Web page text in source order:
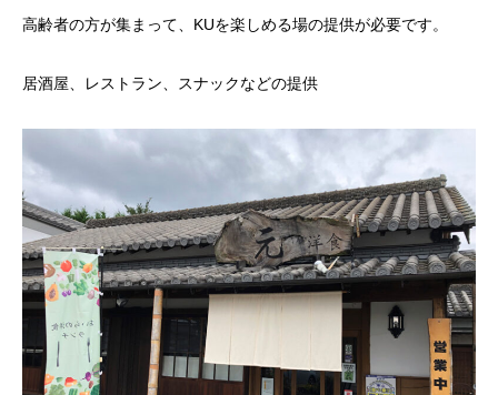
高齢者の方が集まって、KUを楽しめる場の提供が必要です。
居酒屋、レストラン、スナックなどの提供